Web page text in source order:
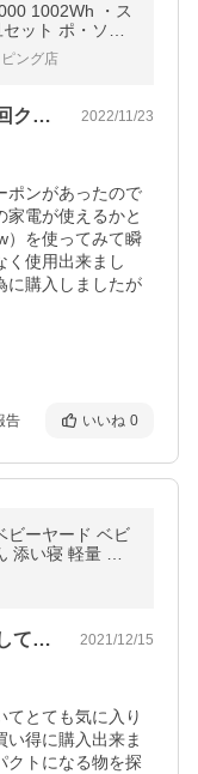
1002Wh ・ス
ット ポ・ソ・
エ キタ榮
ング店
以前から気になっていた商品で今回クーポ… 2022/11/23
ポンがあったので
家電が使えるかと
）を使ってみて瞬
く使用出来まし
に購入しましたが
告 いいね 0
ビーヤード ベビ
添い寝 軽量 持
キャスター 収
知り合いがこちらと同じ物を購入していて… 2021/12/15
とても気に入り
い得に購入出来ま
クトになる物を探